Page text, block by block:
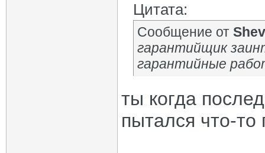
Цитата:
Сообщение от
гарантийщик
гарантийные
ты когда
пытался что-то